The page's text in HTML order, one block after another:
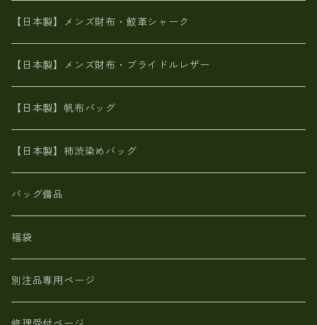
ポーテッド
メタリック
ブライドルレザー【日本製】メンズ 財布
MAISON de HIROAN 【日本製】メンズ 財布
栃木レザー 【日本製】メンズ 財布
革小物・財布【日本製】メンズ レディース
【日本製】メンズ 財布 アザラシ革(シールスキン)
【日本製】メンズ財布・鮫革シャーク
【日本製】メンズ財布・ブライドルレザー
【日本製】帆布バッグ
【日本製】柿渋染めバッグ
バッグ備品
福袋
別注品専用ページ